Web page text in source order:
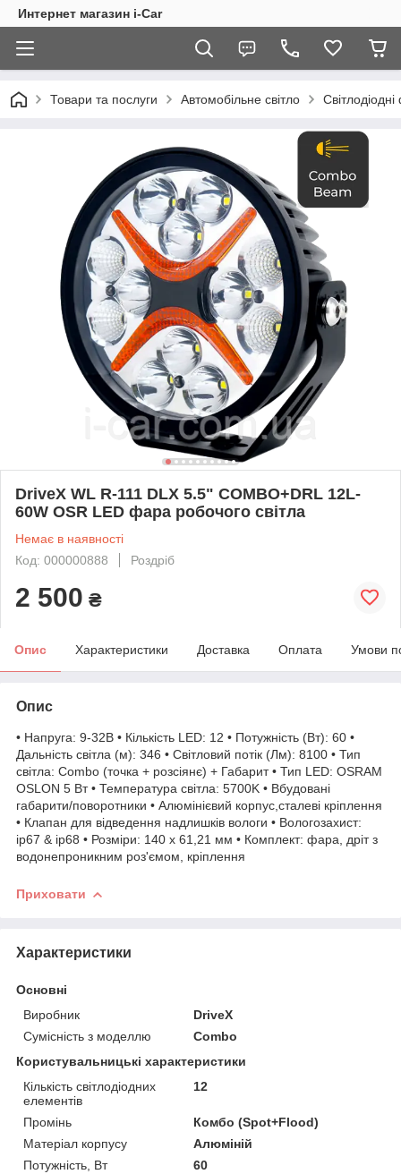
Интернет магазин i-Car
Товари та послуги Автомобільне світло
DriveX WL R-111 DLX 5.5" COMBO+DRL 12L-
60W OSR LED фара робочого світла
Немає в наявності
Код: 000000888
Роздріб
2 500 ₴
Опис Характеристики Доставка Оплата Умови
Опис
• Напруга: 9-32В • Кількість LED: 12 • Потужність (Вт): 60 •
Дальність світла (м): 346 • Світловий потік (Лм): 8100 • Тип
світла: Combo (точка + розсіянє) + Габарит • Тип LED: OSRAM
OSLON 5 Вт • Температура світла: 5700K • Вбудовані
габарити/поворотники • Алюмінієвий корпус,сталеві кріплення
• Клапан для відведення надлишків вологи • Вологозахист:
ip67 & ip68 • Розміри: 140 х 61,21 мм • Комплект: фара, дріт з
водонепроникним роз'ємом, кріплення
Приховати
Характеристики
Основні
Виробник
DriveX
Сумісність з моделлю
Combo
Користувальницькі характеристики
Кількість світлодіодних
елементів
12
Промінь
Комбо (Spot+Flood)
Матеріал корпусу
Алюміній
Потужність, Вт
60